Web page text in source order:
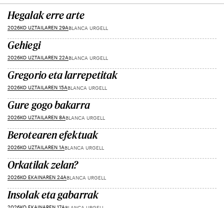
Hegalak erre arte
2026KO UZTAILAREN 29ABLANCA URGELL
Gehiegi
2026KO UZTAILAREN 22ABLANCA URGELL
Gregorio eta larrepetitak
2026KO UZTAILAREN 15ABLANCA URGELL
Gure gogo bakarra
2026KO UZTAILAREN 8ABLANCA URGELL
Berotearen efektuak
2026KO UZTAILAREN 1ABLANCA URGELL
Orkatilak zelan?
2026KO EKAINAREN 24ABLANCA URGELL
Insolak eta gabarrak